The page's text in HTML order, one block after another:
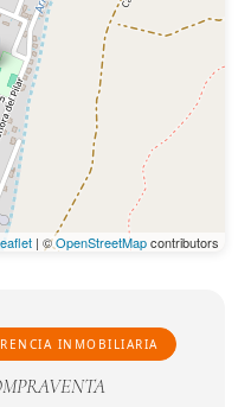
| ©OpenStreetMapcontributors
INMOBILIARIA